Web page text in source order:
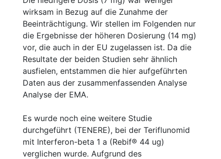
wirksam in Bezug auf die Zunahme der
Beeinträchtigung. Wir stellen im Folgenden nur
die Ergebnisse der höheren Dosierung (14 mg)
vor, die auch in der EU zugelassen ist. Da die
Resultate der beiden Studien sehr ähnlich
ausfielen, entstammen die hier aufgeführten
Daten aus der zusammenfassenden Analyse
Analyse der EMA.
Es wurde noch eine weitere Studie
durchgeführt (TENERE), bei der Teriflunomid
mit Interferon-beta 1 a (Rebif® 44 ug)
verglichen wurde. Aufgrund des